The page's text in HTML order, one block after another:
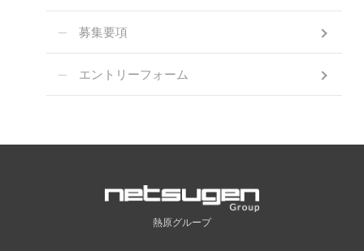
募集要項
エントリーフォーム
熱原グループ